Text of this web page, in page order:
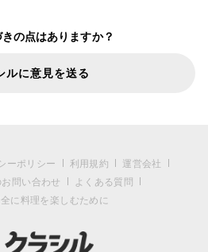
の点はありますか？
ルに意見を送る
ーポリシー 利用規約
運営会社
問い合わせ
よくある質問
に料理を楽しむために